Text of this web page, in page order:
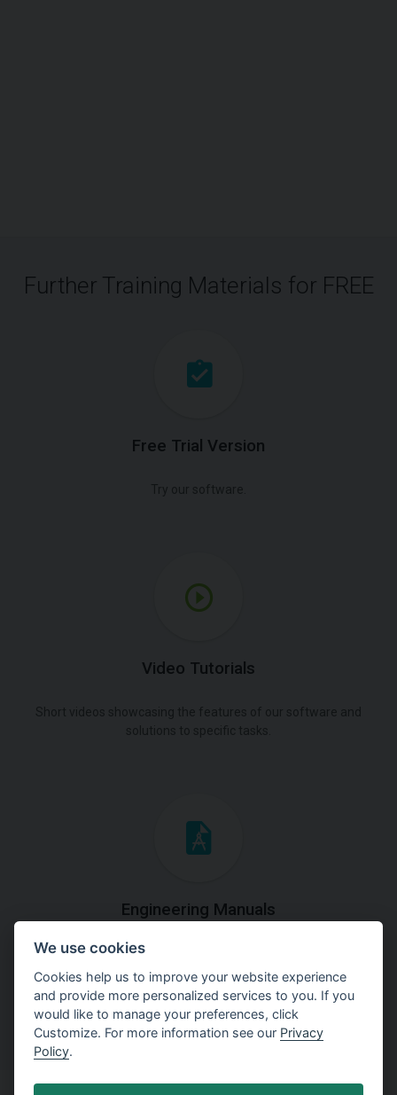
Further Training Materials for FREE
Free Trial Version
Video Tutorials
Engineering Manuals
Step by steps guides on how
to solve a specific tasks.
We use cookies
Cookies help us to improve your website experience
and provide more personalized services to you. If you
would like to manage your preferences, click
Customize. For more information see our Privacy
Policy.